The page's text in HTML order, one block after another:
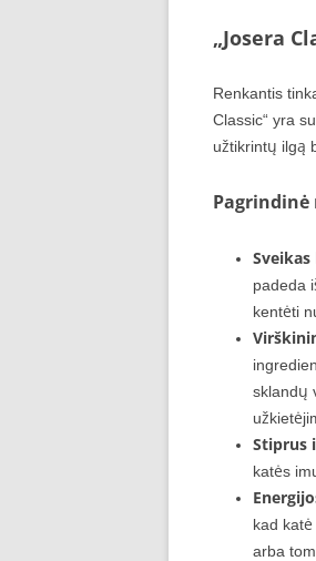
„Josera
Renkantis
Classic“ yra
užtikrintų ilgą
Pagrindinė
padeda
kentėti
sklandų
Stiprus
katės
kad
arba